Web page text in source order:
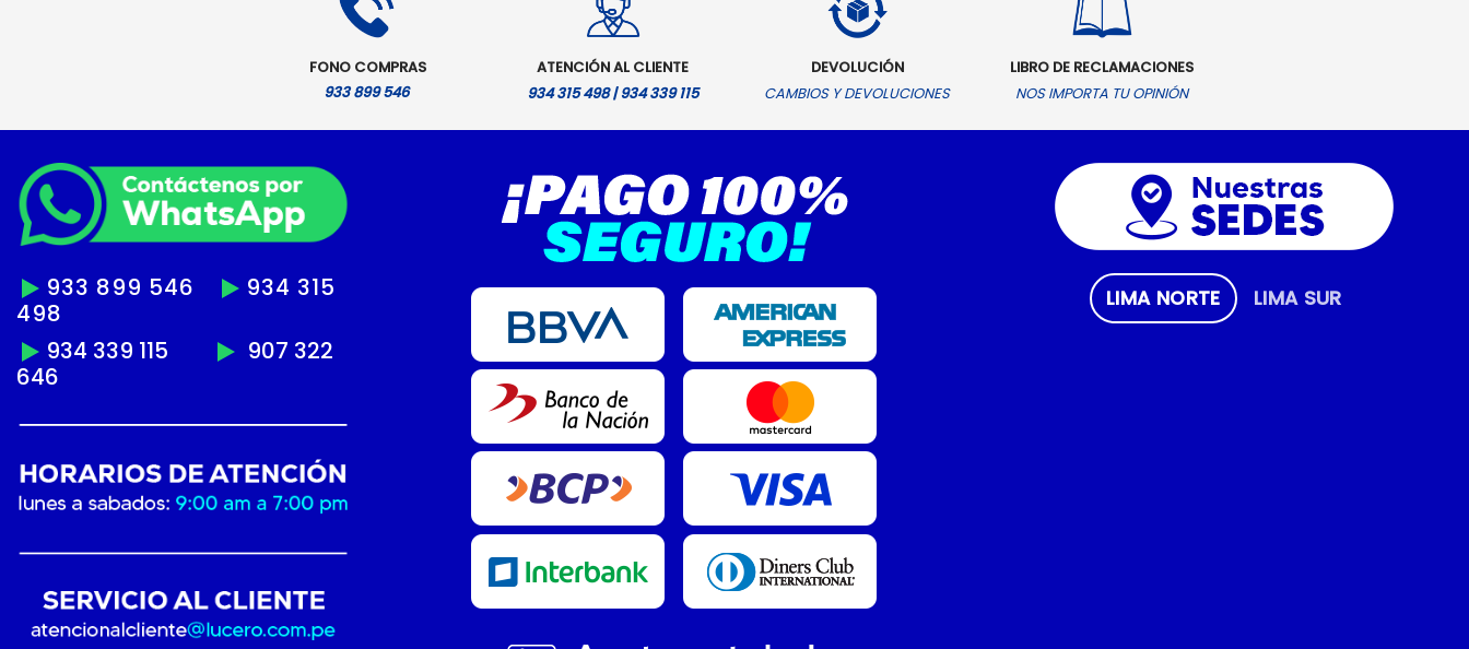
FONO COMPRAS
933 899 546
ATENCIÓN AL CLIENTE
934 315 498 | 934 339 115
DEVOLUCIÓN
CAMBIOS Y DEVOLUCIONES
LIBRO DE RECLAMACIONES
NOS IMPORTA TU OPINIÓN
933 899 546
934 315
498
934 339 115
907 322
646
LIMA NORTE LIMA SUR